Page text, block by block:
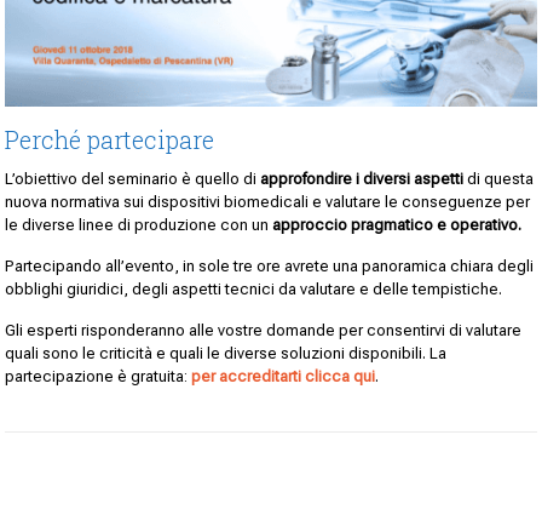
Perché partecipare
L’obiettivo del seminario è quello diapprofondire i diversi aspetti di questa
nuova normativa sui dispositivi biomedicali e valutare le conseguenze per
le diverse linee di produzione con unapproccio pragmatico e operativo.
Partecipando all’evento, in sole tre ore avrete una panoramica chiara degli
obblighi giuridici, degli aspetti tecnici da valutare e delle tempistiche.
Gli esperti risponderanno alle vostre domande per consentirvi di valutare
quali sono le criticità e quali le diverse soluzioni disponibili. La
partecipazione è gratuita:per accreditarti clicca qui.